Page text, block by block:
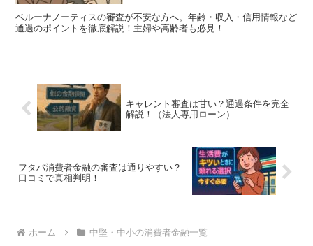
ベルーナノーティスの審査が不安な方へ。年齢・収入・信用情報など
通過のポイントを徹底解説！主婦や高齢者も必見！
キャレント審査は甘い？通過条件を完全
解説！（法人専用ローン）
フタバ消費者金融の審査は通りやすい？
口コミで真相判明！
ホーム 中堅・中小の消費者金融一覧